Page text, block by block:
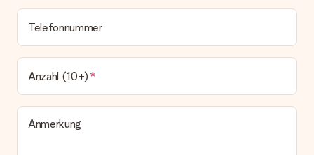
Telefonnummer
Anzahl (10+)
Anmerkung